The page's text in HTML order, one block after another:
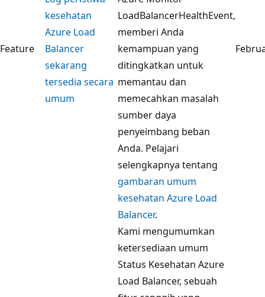
Feature
kesehatan
Azure Load
Balancer
sekarang
tersedia secara
umum
LoadBalancerHealthEvent,
memberi Anda
kemampuan yang
ditingkatkan untuk
memantau dan
memecahkan masalah
sumber daya
penyeimbang beban
Anda. Pelajari
selengkapnya tentang
gambaran umum
kesehatan Azure Load
Balancer.
Kami mengumumkan
ketersediaan umum
Status Kesehatan Azure
Load Balancer, sebuah